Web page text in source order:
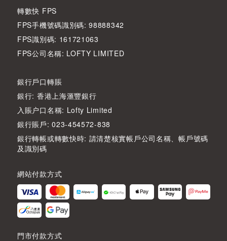
轉數快 FPS
FPS手機號碼識別碼: 98888342
FPS識別碼: 161721063
FPS公司名稱: LOFTY LIMITED
銀行戶口轉賬
銀行: 香港上海滙豐銀行
入賬户口名稱: Lofty Limited
銀行賬戶: 023-454572-838
銀行轉帳或轉數快時: 請清楚核實帳戶公司名稱、帳戶號碼
及識別碼
網站付款方式
門市付款方式